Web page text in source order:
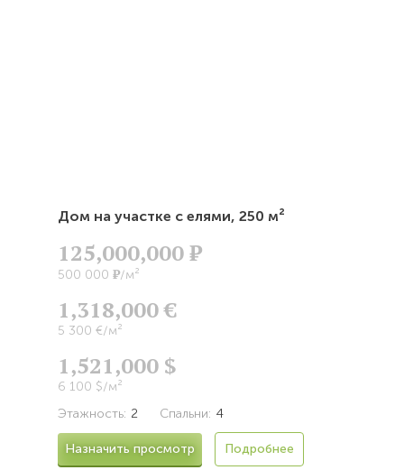
Дом на участке с елями, 250 м²
125,000,000Р
500 000 Р/м²
1,318,000 €
5 300 €/м²
1,521,000 $
6 100 $/м²
Этажность: 2 Спальни: 4
Назначить просмотр Подробнее